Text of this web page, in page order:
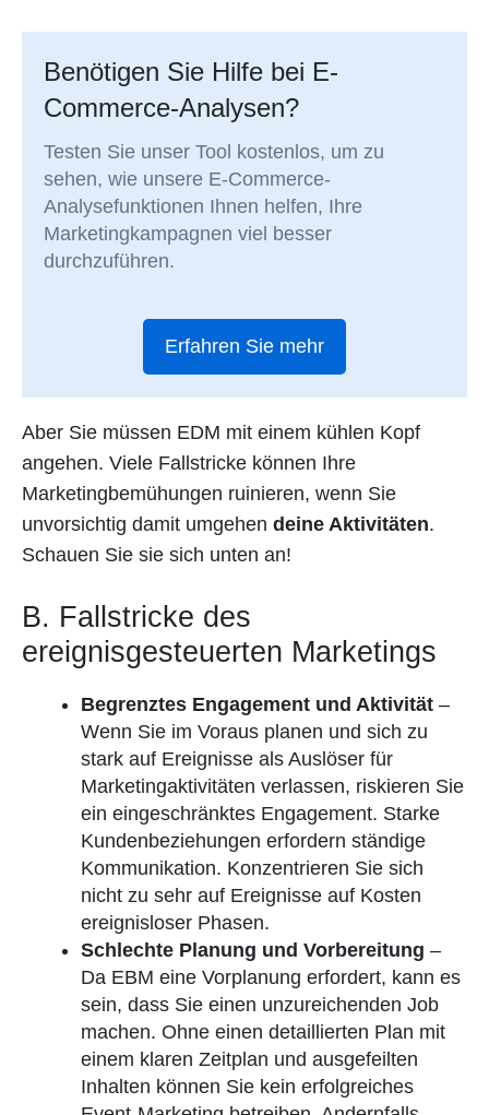
Benötigen Sie Hilfe bei E-
Commerce-Analysen?
Testen Sie unser Tool kostenlos, um zu
sehen, wie unsere E-Commerce-
Analysefunktionen Ihnen helfen, Ihre
Marketingkampagnen viel besser
durchzuführen.
Erfahren Sie mehr
Aber Sie müssen EDM mit einem kühlen Kopf
angehen. Viele Fallstricke können Ihre
Marketingbemühungen ruinieren, wenn Sie
unvorsichtig damit umgehen deine Aktivitäten.
Schauen Sie sie sich unten an!
B. Fallstricke des
ereignisgesteuerten Marketings
Begrenztes Engagement und Aktivität –
Wenn Sie im Voraus planen und sich zu
stark auf Ereignisse als Auslöser für
Marketingaktivitäten verlassen, riskieren Sie
ein eingeschränktes Engagement. Starke
Kundenbeziehungen erfordern ständige
Kommunikation. Konzentrieren Sie sich
nicht zu sehr auf Ereignisse auf Kosten
ereignisloser Phasen.
Schlechte Planung und Vorbereitung –
Da EBM eine Vorplanung erfordert, kann es
sein, dass Sie einen unzureichenden Job
machen. Ohne einen detaillierten Plan mit
einem klaren Zeitplan und ausgefeilten
Inhalten können Sie kein erfolgreiches